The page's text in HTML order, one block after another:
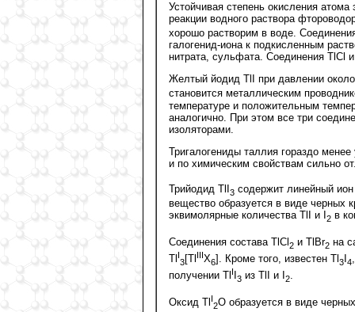
Устойчивая степень окисления
реакции водного раствора
хорошо растворим в воде.
галогенид-иона к подкисленным
нитрата, сульфата. Соединения TlCl
Желтый йодид TlI при давлении
становится металлическим
температуре и положительным
аналогично. При этом все три
изоляторами.
Тригалогениды таллия гораздо
и по химическим свойствам сильно
Трийодид TlI 3 содержит линейный
вещество образуется в виде черных
эквимолярные количества TlI и I2 в
Соединения состава TlCl 2 и TlBr2 на
Tl I
3[Tl IIIX6]. Кроме того, известен Tl 3 4
получении Tl I
3 из TlI и I 2.
Оксид Tl 2O образуется в виде